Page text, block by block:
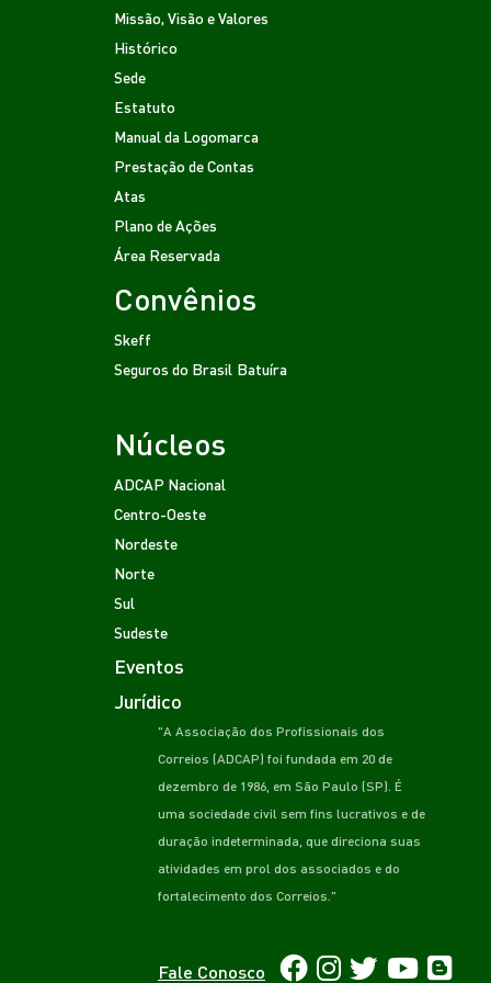
Missão, Visão e Valores
Histórico
Sede
Estatuto
Manual da Logomarca
Prestação de Contas
Atas
Plano de Ações
Área Reservada
Convênios
Skeff
Seguros do Brasil Batuíra
Núcleos
ADCAP Nacional
Centro-Oeste
Nordeste
Norte
Sul
Sudeste
Eventos
Jurídico
"A Associação dos Profissionais dos
Correios (ADCAP) foi fundada em 20 de
dezembro de 1986, em São Paulo (SP). É
uma sociedade civil sem fins lucrativos e de
duração indeterminada, que direciona suas
atividades em prol dos associados e do
fortalecimento dos Correios."
Fale Conosco